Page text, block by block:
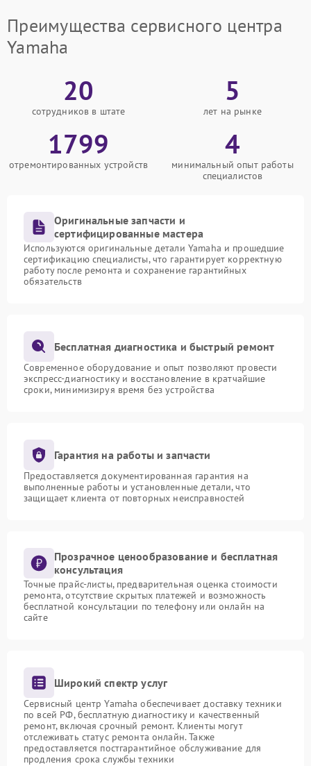
Преимущества сервисного центра
Yamaha
20
сотрудников в штате
5
лет на рынке
1799
отремонтированных устройств
4
минимальный опыт работы
специалистов
Оригинальные запчасти и
сертифицированные мастера
Используются оригинальные детали Yamaha и прошедшие
сертификацию специалисты, что гарантирует корректную
работу после ремонта и сохранение гарантийных
обязательств
Бесплатная диагностика и быстрый ремонт
Современное оборудование и опыт позволяют провести
экспресс-диагностику и восстановление в кратчайшие
сроки, минимизируя время без устройства
Гарантия на работы и запчасти
Предоставляется документированная гарантия на
выполненные работы и установленные детали, что
защищает клиента от повторных неисправностей
Прозрачное ценообразование и бесплатная
консультация
Точные прайс-листы, предварительная оценка стоимости
ремонта, отсутствие скрытых платежей и возможность
бесплатной консультации по телефону или онлайн на
сайте
Широкий спектр услуг
Сервисный центр Yamaha обеспечивает доставку техники
по всей РФ, бесплатную диагностику и качественный
ремонт, включая срочный ремонт. Клиенты могут
отслеживать статус ремонта онлайн. Также
предоставляется постгарантийное обслуживание для
продления срока службы техники